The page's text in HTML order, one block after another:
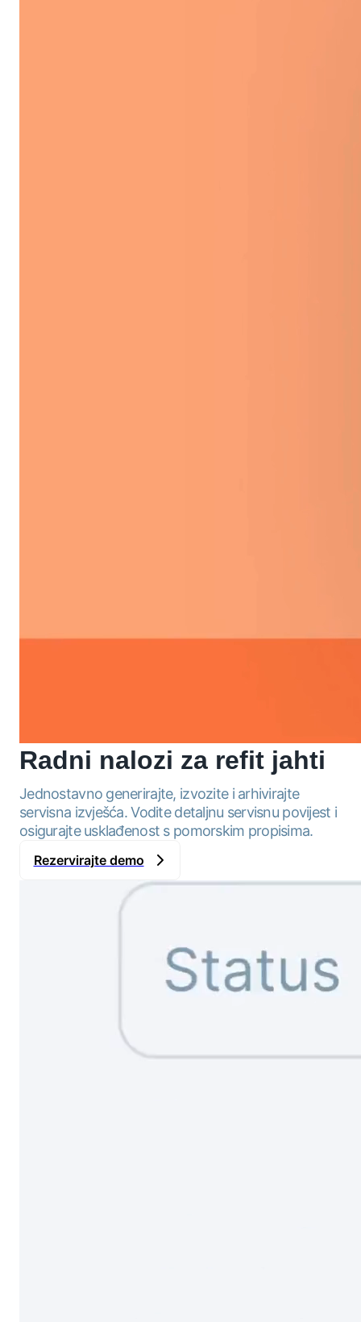
Radni nalozi za refit jahti
Jednostavno generirajte, izvozite i arhivirajte
servisna izvješća. Vodite detaljnu servisnu povijest i
osigurajte usklađenost s pomorskim propisima.
Rezervirajte demo